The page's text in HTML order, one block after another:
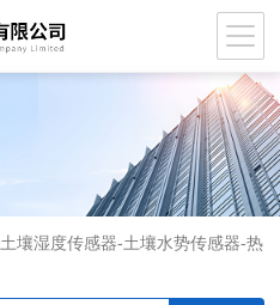
土壤湿度传感器-土壤水势传感器-热